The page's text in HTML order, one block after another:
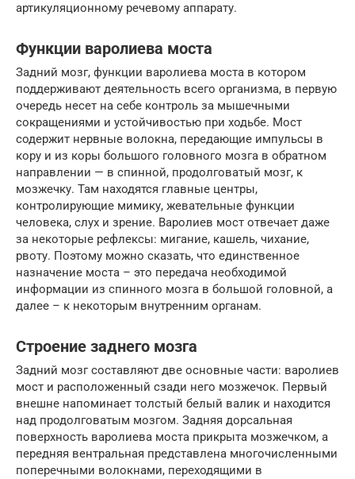
артикуляционному речевому аппарату.
Функции варолиева моста
Задний мозг, функции варолиева моста в котором
поддерживают деятельность всего организма, в первую
очередь несет на себе контроль за мышечными
сокращениями и устойчивостью при ходьбе. Мост
содержит нервные волокна, передающие импульсы в
кору и из коры большого головного мозга в обратном
направлении — в спинной, продолговатый мозг, к
мозжечку. Там находятся главные центры,
контролирующие мимику, жевательные функции
человека, слух и зрение. Варолиев мост отвечает даже
за некоторые рефлексы: мигание, кашель, чихание,
рвоту. Поэтому можно сказать, что единственное
назначение моста – это передача необходимой
информации из спинного мозга в большой головной, а
далее – к некоторым внутренним органам.
Строение заднего мозга
Задний мозг составляют две основные части: варолиев
мост и расположенный сзади него мозжечок. Первый
внешне напоминает толстый белый валик и находится
над продолговатым мозгом. Задняя дорсальная
поверхность варолиева моста прикрыта мозжечком, а
передняя вентральная представлена многочисленными
поперечными волокнами, переходящими в